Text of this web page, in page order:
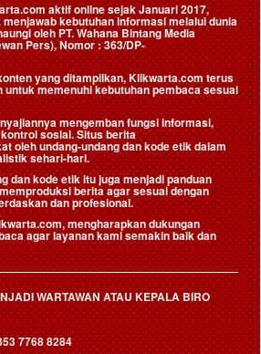
aktif online sejak Januari 2017,
kebutuhan informasi melalui dunia
oleh PT. Wahana Bintang Media
Pers), Nomor : 363/DP-
yang ditampilkan, Klikwarta.com terus
untuk memenuhi kebutuhan pembaca sesuai
mengemban fungsi informasi,
sosial. Situs berita
oleh undang-undang dan kode etik dalam
sehari-hari.
dan kode etik itu juga menjadi panduan
berita agar sesuai dengan
dan profesional.
mengharapkan dukungan
agar layanan kami semakin baik dan
WARTAWAN ATAU KEPALA BIRO
7768 8284